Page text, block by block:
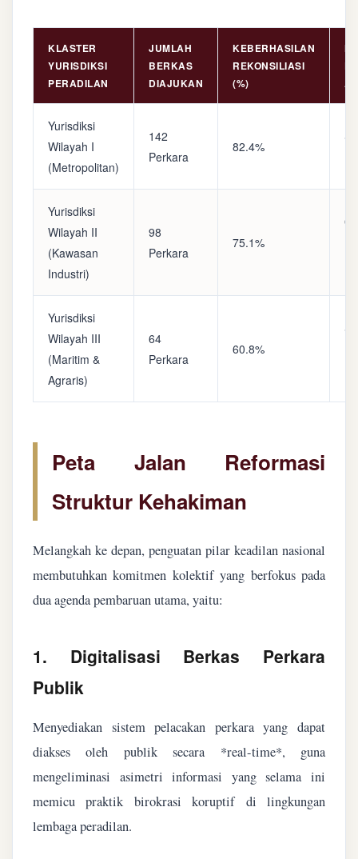
KLASTER
YURISDIKSI
PERADILAN
JUMLAH
BERKAS
DIAJUKAN
KEBERHASILAN
REKONSILIASI
(%)
Yurisdiksi
Wilayah I
(Metropolitan)
142
Perkara
82.4%
Yurisdiksi
Wilayah II
(Kawasan
Industri)
98
Perkara
75.1%
Yurisdiksi
Wilayah III
(Maritim &
Agraris)
64
Perkara
60.8%
Peta Jalan Reformasi
Struktur Kehakiman
Melangkah ke depan, penguatan pilar keadilan nasional
membutuhkan komitmen kolektif yang berfokus pada
dua agenda pembaruan utama, yaitu:
1. Digitalisasi Berkas Perkara
Publik
Menyediakan sistem pelacakan perkara yang dapat
diakses oleh publik secara *real-time*, guna
mengeliminasi asimetri informasi yang selama ini
memicu praktik birokrasi koruptif di lingkungan
lembaga peradilan.